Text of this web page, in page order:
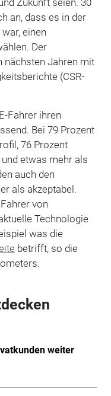
an, dass es in der
einen
Der
nächsten Jahren mit
(CSR-
Fahrer ihren
Bei 79 Prozent
76 Prozent
etwas mehr als
auch den
als akzeptabel.
von
Technologie
was die
betrifft, so die
weiter